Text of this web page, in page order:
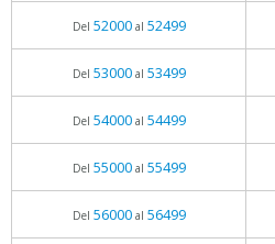
Del 52000al 52499
Del 53000al 53499
Del 54000al 54499
Del 55000al 55499
Del 56000al 56499